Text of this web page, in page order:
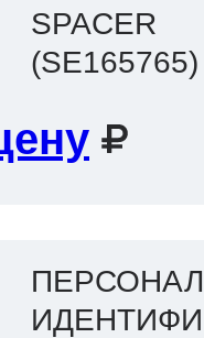
SPACER
(SE165765)